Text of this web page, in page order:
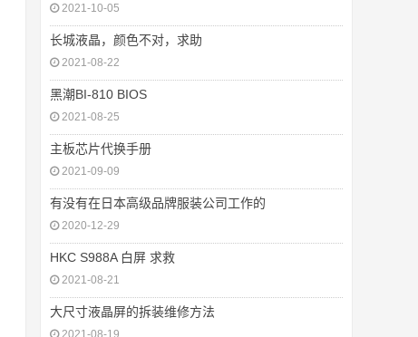
2021-10-05
长城液晶，颜色不对，求助
2021-08-22
黑潮BI-810 BIOS
2021-08-25
主板芯片代换手册
2021-09-09
有没有在日本高级品牌服装公司工作的
2020-12-29
HKC S988A 白屏 求救
2021-08-21
大尺寸液晶屏的拆装维修方法